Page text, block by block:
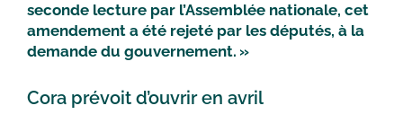
seconde lecture par l’Assemblée nationale, cet
amendement a été rejeté par les députés, à la
demande du gouvernement. »
Cora prévoit d’ouvrir en avril